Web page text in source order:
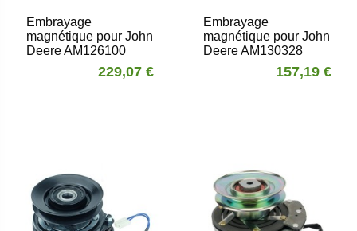
Embrayage
magnétique pour John
Deere AM126100
229,07 €
Embrayage
magnétique pour John
Deere AM130328
157,19 €